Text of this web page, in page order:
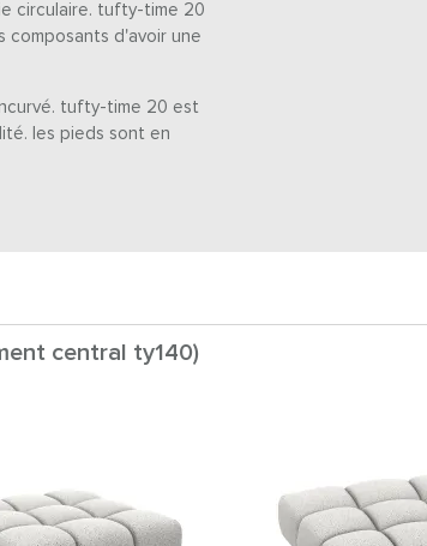
circulaire. tufty-time 20
composants d'avoir une
tufty-time 20 est
les pieds sont en
central ty140)